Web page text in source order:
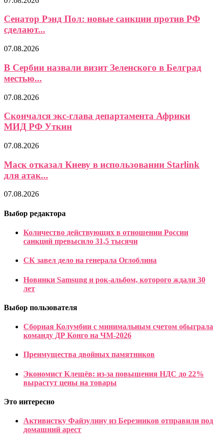
Сенатор Рэнд Пол: новые санкции против РФ
сделают...
07.08.2026
В Сербии назвали визит Зеленского в Белград
местью...
07.08.2026
Скончался экс-глава департамента Африки
МИД РФ Уткин
07.08.2026
Маск отказал Киеву в использовании Starlink
для атак...
07.08.2026
Выбор редактора
Количество действующих в отношении России
санкций превысило 31,5 тысячи
СК завел дело на генерала Оглоблина
Новинки Samsung и рок-альбом, которого ждали 30
лет
Выбор пользователя
Сборная Колумбии с минимальным счетом обыграла
команду ДР Конго на ЧМ-2026
Преимущества двойных памятников
Экономист Клещёв: из-за повышения НДС до 22%
вырастут цены на товары
Это интересно
Активистку Файзулину из Березников отправили под
домашний арест